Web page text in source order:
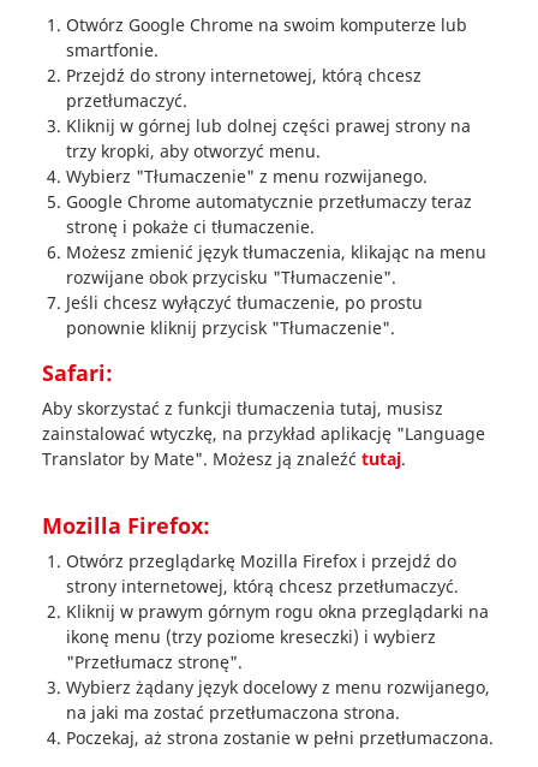
Otwórz Google Chrome na swoim komputerze lub
smartfonie.
Przejdź do strony internetowej, którą chcesz
przetłumaczyć.
Kliknij w górnej lub dolnej części prawej strony na
trzy kropki, aby otworzyć menu.
Wybierz "Tłumaczenie" z menu rozwijanego.
Google Chrome automatycznie przetłumaczy teraz
stronę i pokaże ci tłumaczenie.
Możesz zmienić język tłumaczenia, klikając na menu
rozwijane obok przycisku "Tłumaczenie".
Jeśli chcesz wyłączyć tłumaczenie, po prostu
ponownie kliknij przycisk "Tłumaczenie".
Safari:
Aby skorzystać z funkcji tłumaczenia tutaj, musisz
zainstalować wtyczkę, na przykład aplikację "Language
Translator by Mate". Możesz ją znaleźć tutaj.
Mozilla Firefox:
Otwórz przeglądarkę Mozilla Firefox i przejdź do
strony internetowej, którą chcesz przetłumaczyć.
Kliknij w prawym górnym rogu okna przeglądarki na
ikonę menu (trzy poziome kreseczki) i wybierz
"Przetłumacz stronę".
Wybierz żądany język docelowy z menu rozwijanego,
na jaki ma zostać przetłumaczona strona.
Poczekaj, aż strona zostanie w pełni przetłumaczona.